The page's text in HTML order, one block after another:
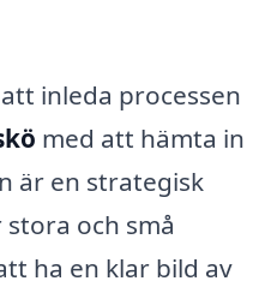
inleda processen
med att hämta in
är en strategisk
och små
ha en klar bild av